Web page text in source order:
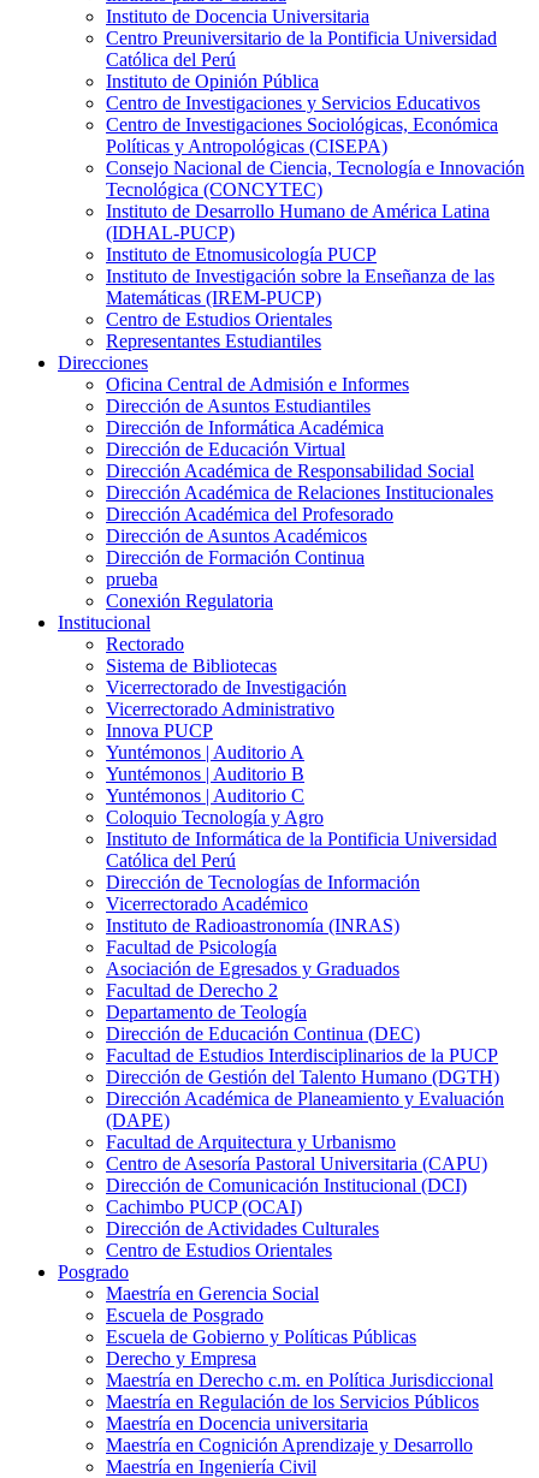
Instituto de Docencia Universitaria
Centro Preuniversitario de la Pontificia Universidad
Católica del Perú
Instituto de Opinión Pública
Centro de Investigaciones y Servicios Educativos
Centro de Investigaciones Sociológicas, Económica
Políticas y Antropológicas (CISEPA)
Consejo Nacional de Ciencia, Tecnología e Innovación
Tecnológica (CONCYTEC)
Instituto de Desarrollo Humano de América Latina
(IDHAL-PUCP)
Instituto de Etnomusicología PUCP
Instituto de Investigación sobre la Enseñanza de las
Matemáticas (IREM-PUCP)
Centro de Estudios Orientales
Representantes Estudiantiles
Direcciones
Oficina Central de Admisión e Informes
Dirección de Asuntos Estudiantiles
Dirección de Informática Académica
Dirección de Educación Virtual
Dirección Académica de Responsabilidad Social
Dirección Académica de Relaciones Institucionales
Dirección Académica del Profesorado
Dirección de Asuntos Académicos
Dirección de Formación Continua
prueba
Conexión Regulatoria
Institucional
Rectorado
Sistema de Bibliotecas
Vicerrectorado de Investigación
Vicerrectorado Administrativo
Innova PUCP
Yuntémonos | Auditorio A
Yuntémonos | Auditorio B
Yuntémonos | Auditorio C
Coloquio Tecnología y Agro
Instituto de Informática de la Pontificia Universidad
Católica del Perú
Dirección de Tecnologías de Información
Vicerrectorado Académico
Instituto de Radioastronomía (INRAS)
Facultad de Psicología
Asociación de Egresados y Graduados
Facultad de Derecho 2
Departamento de Teología
Dirección de Educación Continua (DEC)
Facultad de Estudios Interdisciplinarios de la PUCP
Dirección de Gestión del Talento Humano (DGTH)
Dirección Académica de Planeamiento y Evaluación
(DAPE)
Facultad de Arquitectura y Urbanismo
Centro de Asesoría Pastoral Universitaria (CAPU)
Dirección de Comunicación Institucional (DCI)
Cachimbo PUCP (OCAI)
Dirección de Actividades Culturales
Centro de Estudios Orientales
Posgrado
Maestría en Gerencia Social
Escuela de Posgrado
Escuela de Gobierno y Políticas Públicas
Derecho y Empresa
Maestría en Derecho c.m. en Política Jurisdiccional
Maestría en Regulación de los Servicios Públicos
Maestría en Docencia universitaria
Maestría en Cognición Aprendizaje y Desarrollo
Maestría en Ingeniería Civil